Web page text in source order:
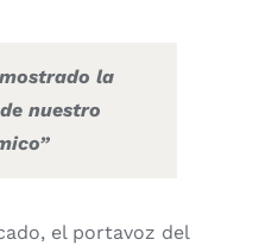
la
nuestro
el portavoz del